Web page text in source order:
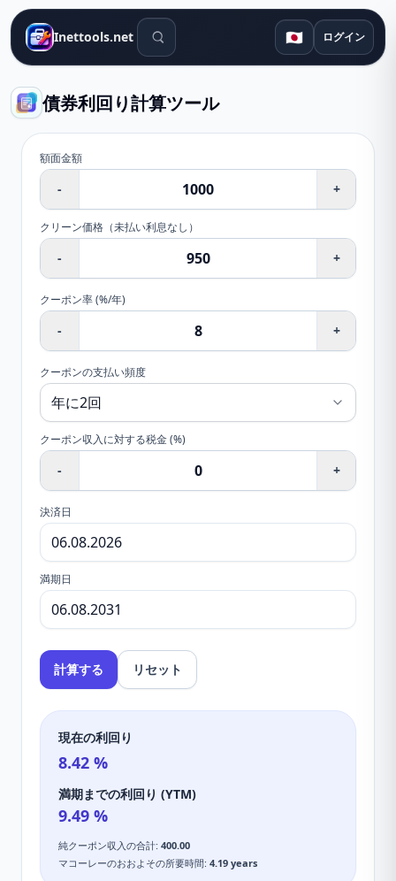
Inettools.net 検索ツール 🇯🇵 ログイン
債券利回り計算ツール
額面金額
- +
クリーン価格（未払い利息なし）
- +
クーポン率 (%/年)
- +
クーポンの支払い頻度
クーポン収入に対する税金 (%)
- +
決済日
満期日
計算する リセット
現在の利回り
8.42 %
満期までの利回り (YTM)
9.49 %
純クーポン収入の合計: 400.00
マコーレーのおおよその所要時間: 4.19 years